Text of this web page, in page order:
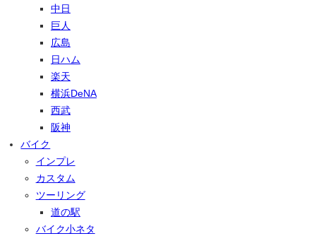
中日
巨人
広島
日ハム
楽天
横浜DeNA
西武
阪神
バイク
インプレ
カスタム
ツーリング
道の駅
バイク小ネタ